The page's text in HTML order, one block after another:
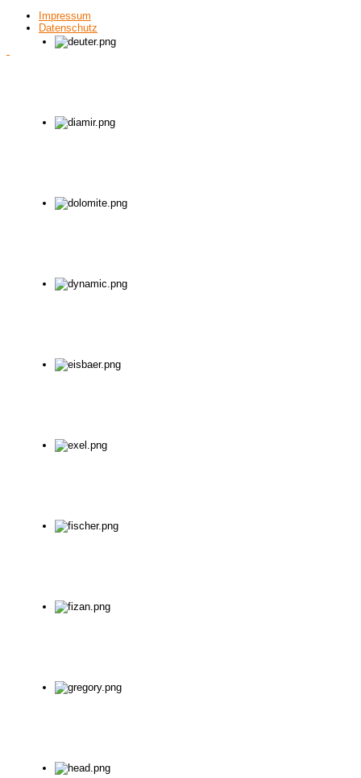
Impressum
Datenschutz